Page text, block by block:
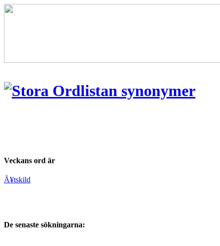
Veckans ord är
Ã¥tskild
De senaste sökningarna: